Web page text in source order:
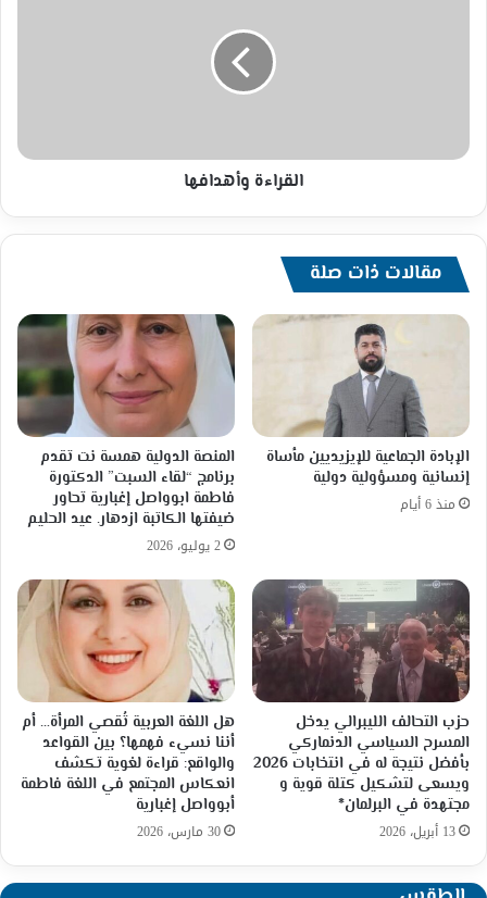
القراءة وأهدافها
مقالات ذات صلة
الإبادة الجماعية للإيزيديين مأساة
إنسانية ومسؤولية دولية
منذ 6 أيام
المنصة الدولية همسة نت تقدم
برنامج “لقاء السبت” الدكتورة
فاطمة ابوواصل إغبارية تحاور
ضيفتها الكاتبة ازدهار. عيد الحليم
2 يوليو، 2026
حزب التحالف الليبرالي يدخل
المسرح السياسي الدنماركي
بأفضل نتيجة له في انتخابات 2026
ويسعى لتشكيل كتلة قوية و
مجتهدة في البرلمان*
13 أبريل، 2026
هل اللغة العربية تُقصي المرأة… أم
أننا نسيء فهمها؟ بين القواعد
والواقع: قراءة لغوية تكشف
انعكاس المجتمع في اللغة فاطمة
أبوواصل إغبارية
30 مارس، 2026